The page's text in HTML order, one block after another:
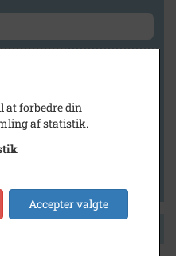
at forbedre din
af statistik.
Accepter valgte